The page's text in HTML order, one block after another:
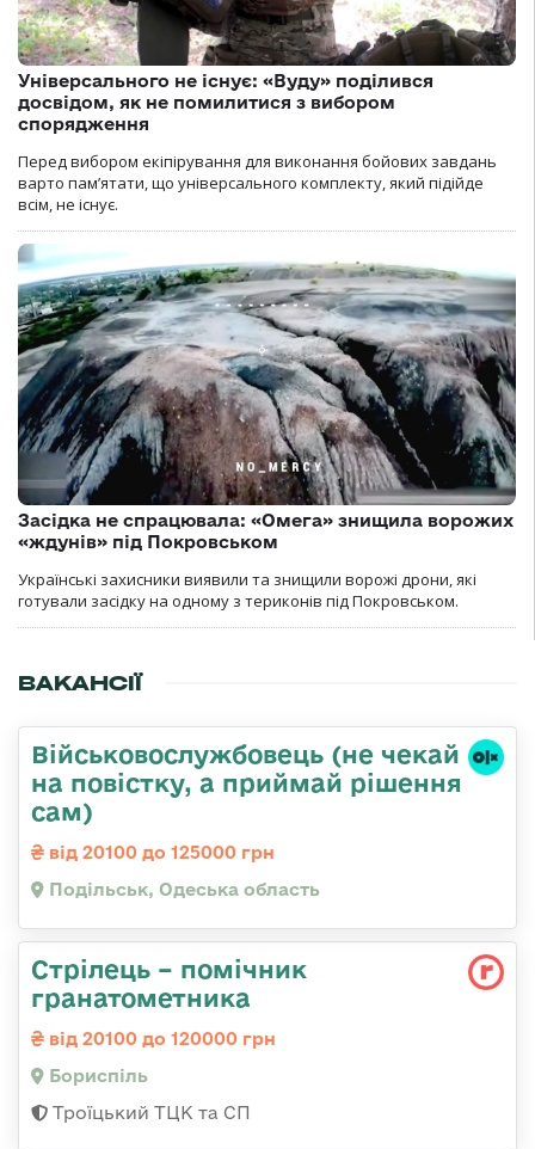
Універсального не існує: «Вуду» поділився
досвідом, як не помилитися з вибором
спорядження
Перед вибором екіпірування для виконання бойових завдань
варто пам’ятати, що універсального комплекту, який підійде
всім, не існує.
Засідка не спрацювала: «Омега» знищила ворожих
«ждунів» під Покровськом
Українські захисники виявили та знищили ворожі дрони, які
готували засідку на одному з териконів під Покровськом.
ВАКАНСІЇ
Військовослужбовець (не чекай
на повістку, а приймай рішення
сам)
від 20100 до 125000 грн
Подільськ, Одеська область
Стрілець – помічник
гранатометника
від 20100 до 120000 грн
Бориспіль
Троїцький ТЦК та СП